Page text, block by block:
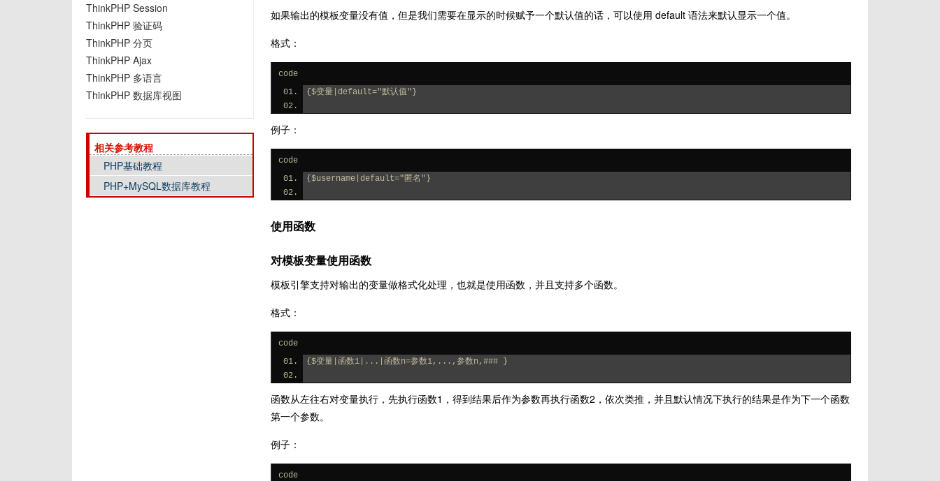
ThinkPHP Session
ThinkPHP 验证码
ThinkPHP 分页
ThinkPHP Ajax
ThinkPHP 多语言
ThinkPHP 数据库视图
相关参考教程
PHP基础教程
PHP+MySQL数据库教程
如果输出的模板变量没有值，但是我们需要在显示的时候赋予一个默认值的话，可以使用 default 语法来默认显示一个值。
格式：
code
{$变量|default="默认值"}
例子：
code
{$username|default="匿名"}
使用函数
对模板变量使用函数
模板引擎支持对输出的变量做格式化处理，也就是使用函数，并且支持多个函数。
格式：
code
{$变量|函数1|...|函数n=参数1,...,参数n,### }
函数从左往右对变量执行，先执行函数1，得到结果后作为参数再执行函数2，依次类推，并且默认情况下执行的结果是作为下一个函数
第一个参数。
例子：
code